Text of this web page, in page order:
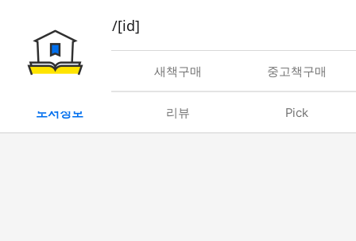
book/rent/[id]
대여 새책구매 중고책구매
도서정보 리뷰 Pick